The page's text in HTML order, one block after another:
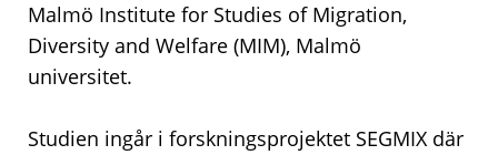
Malmö Institute for Studies of Migration,
Diversity and Welfare (MIM), Malmö
universitet.
Studien ingår i forskningsprojektet SEGMIX där